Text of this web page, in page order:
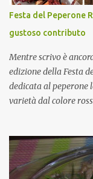
CoCo : è naturale il
collante e anche nel
favorevole per molte
Si, concordo!
Festa del Peperone
gustoso contributo
Mentre scrivo è
edizione della Festa
dedicata al peperone
varietà dal colore
(Pat) della Calabria.
fresco o essiccato in
Durante la prima